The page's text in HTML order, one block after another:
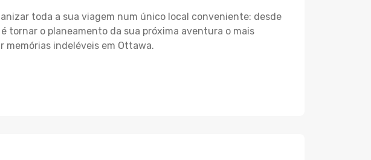
toda a sua viagem num único local conveniente: desde
tornar o planeamento da sua próxima aventura o mais
memórias indeléveis em Ottawa.